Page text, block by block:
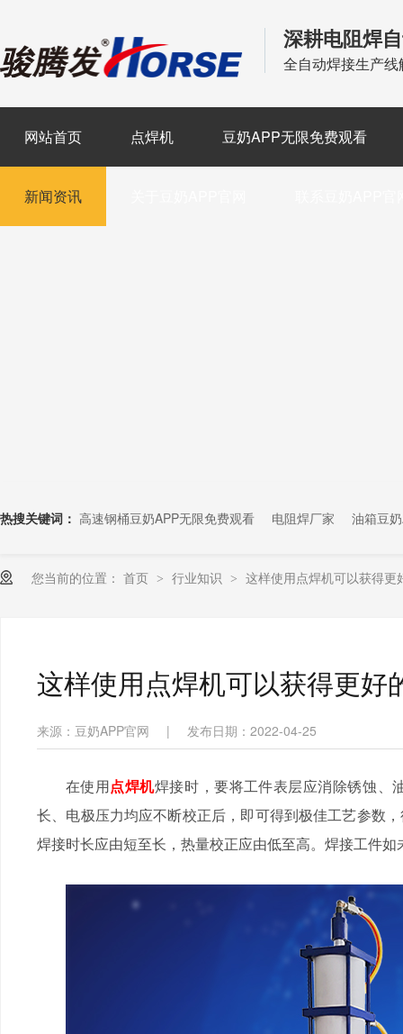
深耕电阻焊
全自动焊接生产
网站首页 点焊机 豆奶APP无限免费观看
新闻资讯
热搜关键词： 高速钢桶豆奶APP无限免费观看 电阻焊厂家 油箱豆
您当前的位置： 首页 > 行业知识 > 这样使用点焊机可以获得更
这样使用点焊机可以获得更好
来源：豆奶APP官网 | 发布日期：2022-04-25
在使用点焊机焊接时，要将工件表层应消除锈蚀、油污
长、电极压力均应不断校正后，即可得到极佳工艺参数
焊接时长应由短至长，热量校正应由低至高。焊接工件如未